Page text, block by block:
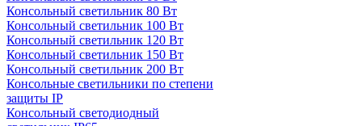
Консольный светильник 80 Вт
Консольный светильник 100 Вт
Консольный светильник 120 Вт
Консольный светильник 150 Вт
Консольный светильник 200 Вт
Консольные светильники по степени
защиты IP
Консольный светодиодный